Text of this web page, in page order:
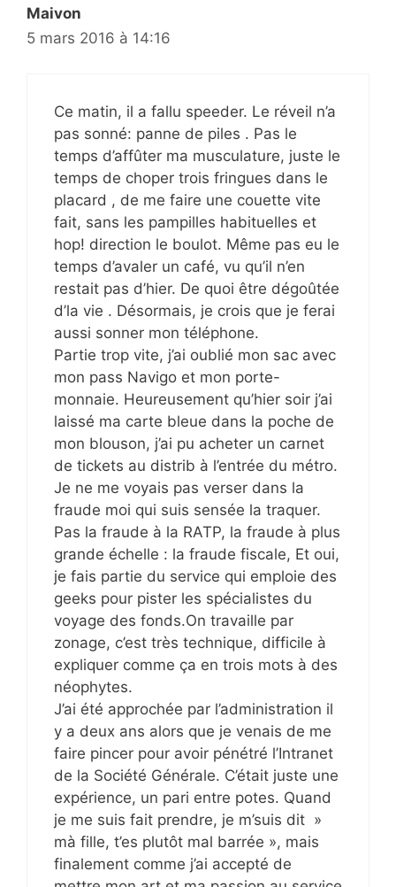
Maivon
5 mars 2016 à 14:16
Ce matin, il a fallu speeder. Le réveil n’a
pas sonné: panne de piles . Pas le
temps d’affûter ma musculature, juste le
temps de choper trois fringues dans le
placard , de me faire une couette vite
fait, sans les pampilles habituelles et
hop! direction le boulot. Même pas eu le
temps d’avaler un café, vu qu’il n’en
restait pas d’hier. De quoi être dégoûtée
d’la vie . Désormais, je crois que je ferai
aussi sonner mon téléphone.
Partie trop vite, j’ai oublié mon sac avec
mon pass Navigo et mon porte-
monnaie. Heureusement qu’hier soir j’ai
laissé ma carte bleue dans la poche de
mon blouson, j’ai pu acheter un carnet
de tickets au distrib à l’entrée du métro.
Je ne me voyais pas verser dans la
fraude moi qui suis sensée la traquer.
Pas la fraude à la RATP, la fraude à plus
grande échelle : la fraude fiscale, Et oui,
je fais partie du service qui emploie des
geeks pour pister les spécialistes du
voyage des fonds.On travaille par
zonage, c’est très technique, difficile à
expliquer comme ça en trois mots à des
néophytes.
J’ai été approchée par l’administration il
y a deux ans alors que je venais de me
faire pincer pour avoir pénétré l’Intranet
de la Société Générale. C’était juste une
expérience, un pari entre potes. Quand
je me suis fait prendre, je m’suis dit »
mà fille, t’es plutôt mal barrée », mais
finalement comme j’ai accepté de